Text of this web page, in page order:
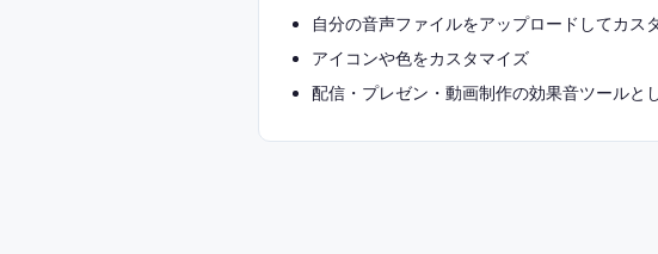
自分の音声ファイルをアップロードしてカス
アイコンや色をカスタマイズ
配信・プレゼン・動画制作の効果音ツールと